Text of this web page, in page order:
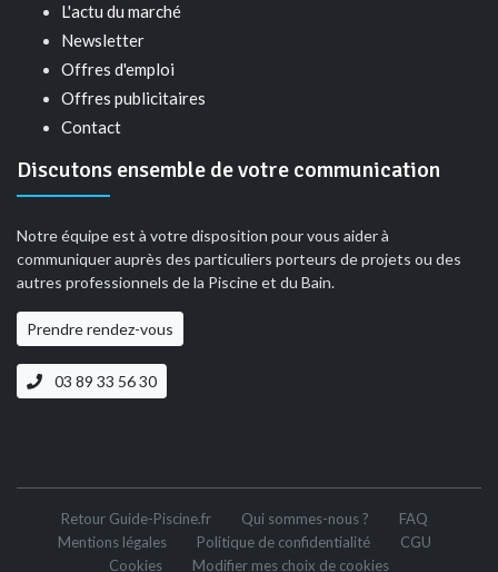
L'actu du marché
Newsletter
Offres d'emploi
Offres publicitaires
Contact
Discutons ensemble de votre communication
Notre équipe est à votre disposition pour vous aider à
communiquer auprès des particuliers porteurs de projets ou des
autres professionnels de la Piscine et du Bain.
Prendre rendez-vous
03 89 33 56 30
Retour Guide-Piscine.fr Qui sommes-nous ?
FAQ
Mentions légales
Politique de confidentialité
CGU
Cookies
Modifier mes choix de cookies